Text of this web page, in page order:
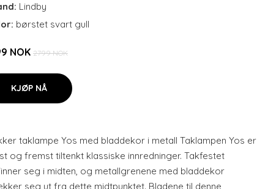
Lindby
børstet svart gull
NOK 2799 NOK
KJØP NÅ
taklampe Yos med bladdekor i metall Taklampen Yos er
og fremst tiltenkt klassiske innredninger. Takfestet
seg i midten, og metallgrenene med bladdekor
seg ut fra dette midtpunktet. Bladene til denne